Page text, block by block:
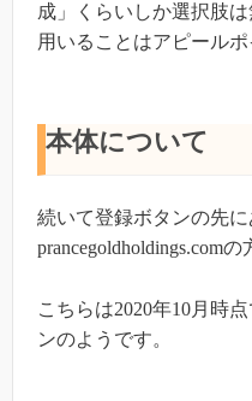
成」くらいしか選択肢
用いることはアピール
本体について
続いて登録ボタンの先に
prancegoldholdings.com
こちらは2020年10月時
ンのようです。